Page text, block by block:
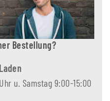
Bestellung?
u. Samstag 9:00-15:00